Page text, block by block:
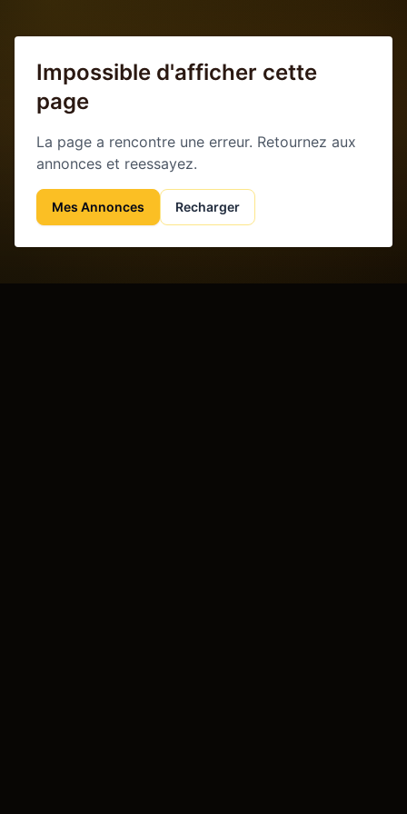
Impossible d'afficher cette
page
La page a rencontre une erreur. Retournez aux
annonces et reessayez.
Mes Annonces Recharger